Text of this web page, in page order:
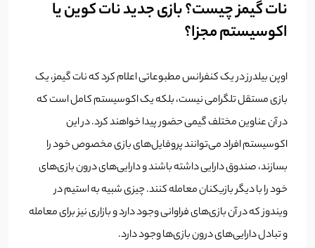
نات گیمز چیست؟ بازی جدید نات کوین یا
اکوسیستم مجزا؟
اوپن بیلدرز در یک کنفرانس مطبوعاتی اعلام کرد که نات گیمز، یک
بازی مستقل تلگرامی نیست، بلکه یک اکوسیستم کامل است که
در آن عناوین مختلف گیمی حضور پیدا خواهند کرد. در این
اکوسیستم افراد می‌توانند پروفایل‌های بازی مخصوص خود را
بسازند، صندوق دارایی‌ داشته باشند و دارایی‌های درون بازی‌های
خود را با دیگر بازیکنان معامله کنند. چیزی شبیه به استیم در
ویندوز که در آن بازی‌های فراوانی وجود دارد و بازاری نیز برای معامله
و تبادل دارایی‌های درون بازی‌ها وجود دارد.